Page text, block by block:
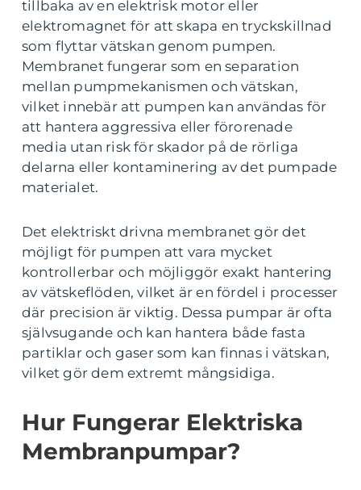
tillbaka av en elektrisk motor eller
elektromagnet för att skapa en tryckskillnad
som flyttar vätskan genom pumpen.
Membranet fungerar som en separation
mellan pumpmekanismen och vätskan,
vilket innebär att pumpen kan användas för
att hantera aggressiva eller förorenade
media utan risk för skador på de rörliga
delarna eller kontaminering av det pumpade
materialet.
Det elektriskt drivna membranet gör det
möjligt för pumpen att vara mycket
kontrollerbar och möjliggör exakt hantering
av vätskeflöden, vilket är en fördel i processer
där precision är viktig. Dessa pumpar är ofta
självsugande och kan hantera både fasta
partiklar och gaser som kan finnas i vätskan,
vilket gör dem extremt mångsidiga.
Hur Fungerar Elektriska
Membranpumpar?